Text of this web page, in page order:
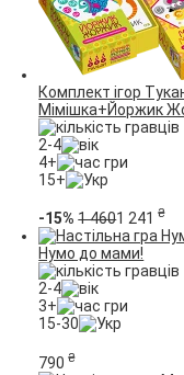
Комплект ігор
Мімішка+Йоржик
2-4
4+
15+
-15% 1 4601 241₴
Нумо до мами!
2-4
3+
15-30
790₴